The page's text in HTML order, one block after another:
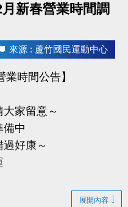
新春營業時間調
來源 : 蘆竹國民運動中心
業時間公告】
家留意～
備中
好康～
展開內容